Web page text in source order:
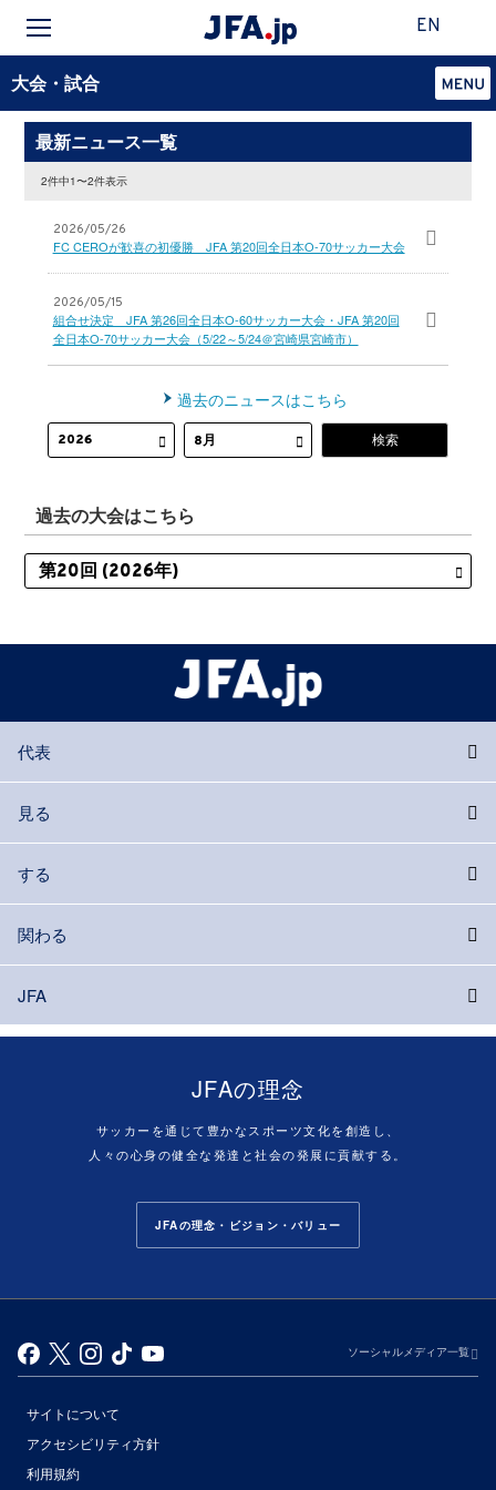
EN
大会・試合
最新ニュース一覧
2件中1〜2件表示
2026/05/26
FC CEROが歓喜の初優勝 JFA 第20回全日本O-70サッカー大会
2026/05/15
組合せ決定 JFA 第26回全日本O-60サッカー大会・JFA 第20回
全日本O-70サッカー大会（5/22～5/24＠宮崎県宮崎市）
過去のニュースはこちら
過去の大会はこちら
代表
見る
する
関わる
JFA
JFAの理念
サッカーを通じて豊かなスポーツ文化を創造し、
人々の心身の健全な発達と社会の発展に貢献する。
JFAの理念・ビジョン・バリュー
ソーシャルメディア一覧
サイトについて
アクセシビリティ方針
利用規約